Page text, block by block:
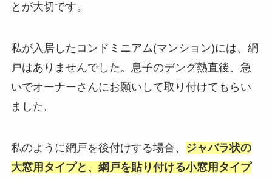
とが大切です。
私が入居したコンドミニアム(マンション)には、網
戸はありませんでした。息子のデング熱直後、急
いでオーナーさんにお願いして取り付けてもらい
ました。
私のように網戸を後付けする場合、
ジャバラ状の
大窓用タイプと、網戸を貼り付ける小窓用タイプ